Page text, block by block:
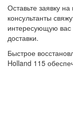
Оставьте заявку
консультанты
интересующую
доставки.
Быстрое
Holland 115